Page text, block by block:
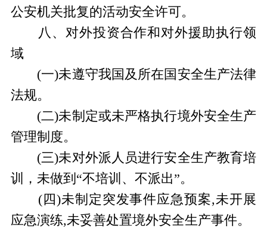
公安机关批复的活动安全许可。
八、对外投资合作和对外援助执行领
域
(一)未遵守我国及所在国安全生产法律
法规。
(二)未制定或未严格执行境外安全生产
管理制度。
(三)未对外派人员进行安全生产教育培
训，未做到“不培训、不派出”。
(四)未制定突发事件应急预案,未开展
应急演练,未妥善处置境外安全生产事件。